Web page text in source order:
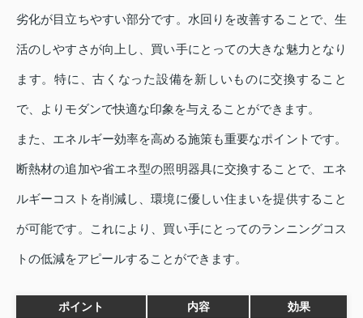
劣化が目立ちやすい部分です。水回りを改善することで、生
活のしやすさが向上し、買い手にとっての大きな魅力となり
ます。特に、古くなった設備を新しいものに交換すること
で、よりモダンで快適な印象を与えることができます。
また、エネルギー効率を高める施策も重要なポイントです。
断熱材の追加や省エネ型の照明器具に交換することで、エネ
ルギーコストを削減し、環境に優しい住まいを提供すること
が可能です。これにより、買い手にとってのランニングコス
トの低減をアピールすることができます。
ポイント 内容 効果